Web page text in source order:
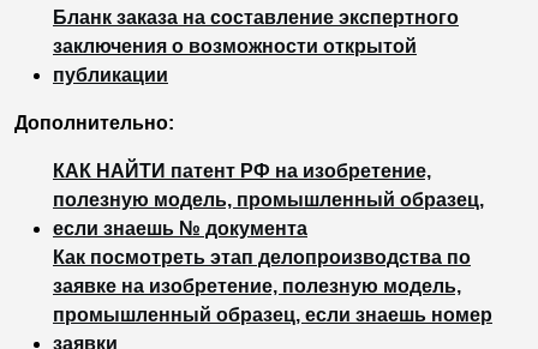
Бланк заказа на составление экспертного
заключения о возможности открытой
публикации
Дополнительно:
КАК НАЙТИ патент РФ на изобретение,
полезную модель, промышленный образец,
если знаешь № документа
Как посмотреть этап делопроизводства по
заявке на изобретение, полезную модель,
промышленный образец, если знаешь номер
заявки